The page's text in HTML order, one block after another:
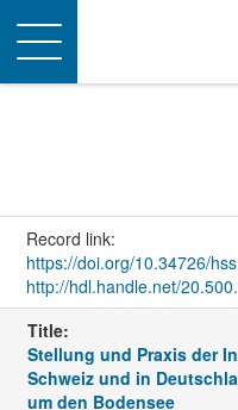
Toggle
navigation
Record link:
https://doi.org/10.34726/
http://hdl.handle.net/
Title:
Stellung und Praxis der
Schweiz und in
um den Bodensee